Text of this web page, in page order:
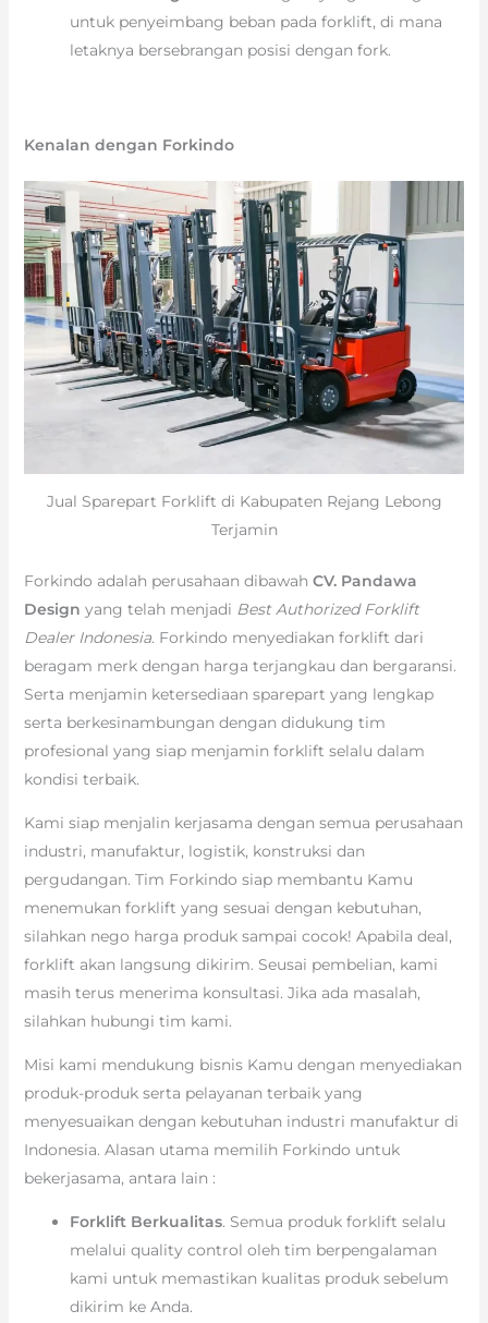
untuk penyeimbang beban pada forklift, di mana
letaknya bersebrangan posisi dengan fork.
Kenalan dengan Forkindo
Jual Sparepart Forklift di Kabupaten Rejang Lebong
Terjamin
Forkindo adalah perusahaan dibawah CV. Pandawa
Design yang telah menjadi Best Authorized Forklift
Dealer Indonesia. Forkindo menyediakan forklift dari
beragam merk dengan harga terjangkau dan bergaransi.
Serta menjamin ketersediaan sparepart yang lengkap
serta berkesinambungan dengan didukung tim
profesional yang siap menjamin forklift selalu dalam
kondisi terbaik.
Kami siap menjalin kerjasama dengan semua perusahaan
industri, manufaktur, logistik, konstruksi dan
pergudangan. Tim Forkindo siap membantu Kamu
menemukan forklift yang sesuai dengan kebutuhan,
silahkan nego harga produk sampai cocok! Apabila deal,
forklift akan langsung dikirim. Seusai pembelian, kami
masih terus menerima konsultasi. Jika ada masalah,
silahkan hubungi tim kami.
Misi kami mendukung bisnis Kamu dengan menyediakan
produk-produk serta pelayanan terbaik yang
menyesuaikan dengan kebutuhan industri manufaktur di
Indonesia. Alasan utama memilih Forkindo untuk
bekerjasama, antara lain :
Forklift Berkualitas. Semua produk forklift selalu
melalui quality control oleh tim berpengalaman
kami untuk memastikan kualitas produk sebelum
dikirim ke Anda.